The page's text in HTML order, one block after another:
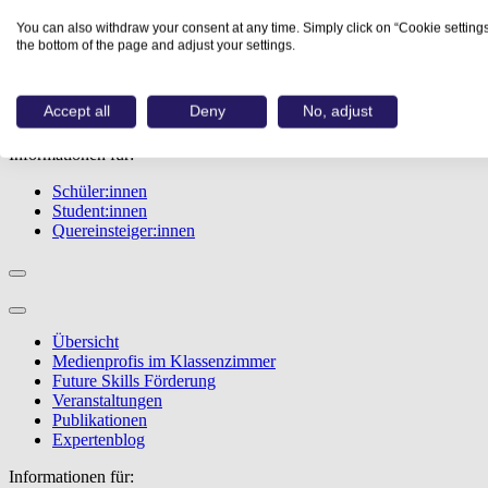
Übersicht
Berufe
Studiengänge
Berufstest
Bewerbungstipps
Informationen für:
Schüler:innen
Student:innen
Quereinsteiger:innen
Übersicht
Medienprofis im Klassenzimmer
Future Skills Förderung
Veranstaltungen
Publikationen
Expertenblog
Informationen für:
You can also withdraw your consent at any time. Simply click on “Cookie
the bottom of the page and adjust your settings.
Accept all Deny No, adjust